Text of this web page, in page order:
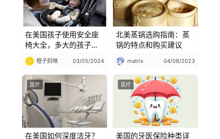
在美国孩子使用安全座
椅大全，多大的孩子该
使用什么安全座椅呢
橙子妈咪 03/05/2024
北美蒸锅选购指南：蒸
锅的特点和购买建议
matrix 04/08/2023
医疗
在美国如何深度洁牙？
医疗
美国的牙医保险种类详